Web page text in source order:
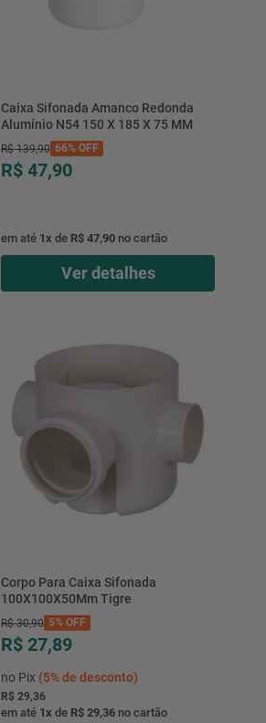
Caixa Sifonada Amanco Redonda
Alumínio N54 150 X 185 X 75 MM
R$ 139,90 66%OFF
R$ 47,90
em até 1x de R$ 47,90no cartão
Ver detalhes
Corpo Para Caixa Sifonada
100X100X50Mm Tigre
R$ 30,90 5%OFF
R$ 27,89
no Pix (5%de desconto)
R$ 29,36
em até 1x de R$ 29,36no cartão